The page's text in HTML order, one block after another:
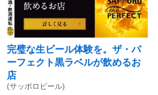
完璧な生ビール体験を。ザ・パ
ーフェクト黒ラベルが飲めるお
店
(サッポロビール)